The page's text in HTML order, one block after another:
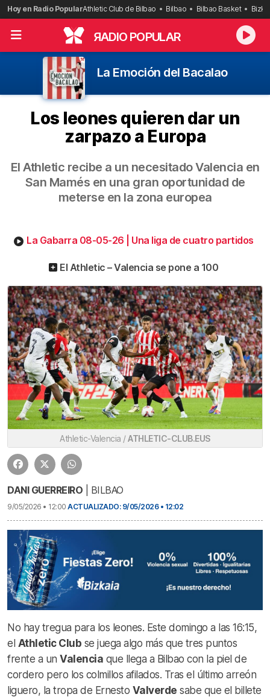
Saltar
al
contenido
Hoy en Radio PopularAthletic Club de Bilbao Bilbao Bilbao Basket
RADIO POPULAR
La Emoción del Bacalao
Los leones quieren dar un
zarpazo a Europa
El Athletic recibe a un necesitado Valencia en
San Mamés en una gran oportunidad de
meterse en la zona europea
La Gabarra 08-05-26 | Una liga de cuatro partidos
El Athletic – Valencia se pone a 100
Athletic-Valencia /ATHLETIC-CLUB.EUS
DANI GUERREIRO | BILBAO
9/05/2026 • 12:00 ACTUALIZADO: 9/05/2026 • 12:02
No hay tregua para los leones. Este domingo a las 16:15,
el Athletic Club se juega algo más que tres puntos
frente a un Valencia que llega a Bilbao con la piel de
cordero pero los colmillos afilados. Tras el último arreón
liguero, la tropa de Ernesto Valverde sabe que el billete